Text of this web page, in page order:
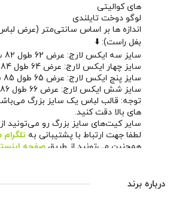
های کوالیتی
لوگو دوخت تایلندی
اندازه ها بر اساس سانتی‌متر (عرض
بغل راست): ⬇️
سایز سه ایکس لارج: عرض 62 طول 82 سانتی‌متر
سایز چهار ایکس لارج: عرض 64 طول 84 سانتی‌متر
سایز پنج ایکس لارج: عرض 65 طول 85 سانتی‌متر
سایز شش ایکس لارج: عرض 66 طول 86 سانتی‌متر
توجه: قالب لباس یک سایز بزرگ
های بالا دقت کنید.
سایر کیت‌های سایز بزرگ رو می‌تونید از
لطفا جهت ارتباط با پشتیبانی به تلگرام
همچنین می‌تونید از طریق صفحه
درباره برند